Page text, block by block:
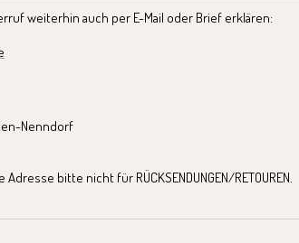
weiterhin auch per E-Mail oder Brief erklären:
Nenndorf
bitte nicht für RÜCKSENDUNGEN/RETOUREN.